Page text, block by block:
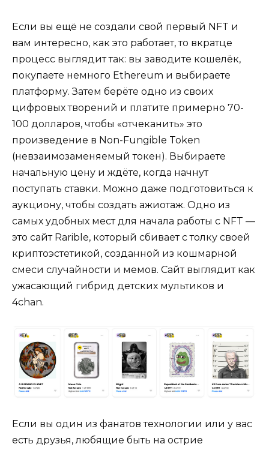
Если вы ещё не создали свой первый NFT и
вам интересно, как это работает, то вкратце
процесс выглядит так: вы заводите кошелёк,
покупаете немного Ethereum и выбираете
платформу. Затем берёте одно из своих
цифровых творений и платите примерно 70-
100 долларов, чтобы «отчеканить» это
произведение в Non-Fungible Token
(невзаимозаменяемый токен). Выбираете
начальную цену и ждёте, когда начнут
поступать ставки. Можно даже подготовиться к
аукциону, чтобы создать ажиотаж. Одно из
самых удобных мест для начала работы с NFT —
это сайт Rarible, который сбивает с толку своей
криптоэстетикой, созданной из кошмарной
смеси случайности и мемов. Сайт выглядит как
ужасающий гибрид детских мультиков и
4chan.
Если вы один из фанатов технологии или у вас
есть друзья, любящие быть на острие